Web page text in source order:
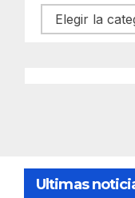
Categorías
Ultimas